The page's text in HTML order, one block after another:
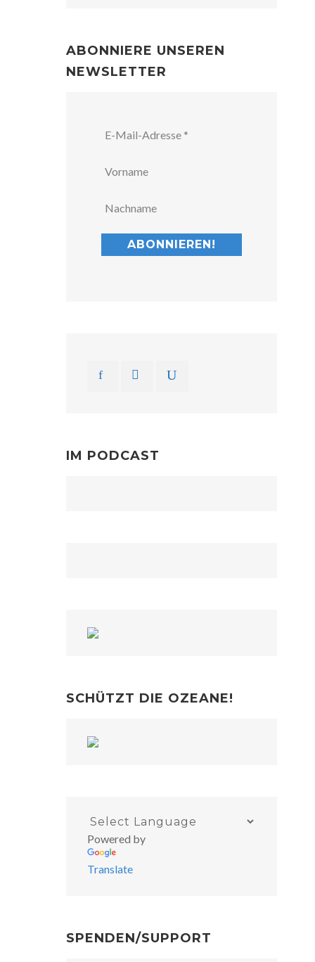
ABONNIERE UNSEREN
NEWSLETTER
IM PODCAST
SCHÜTZT DIE OZEANE!
Powered by
Translate
SPENDEN/SUPPORT